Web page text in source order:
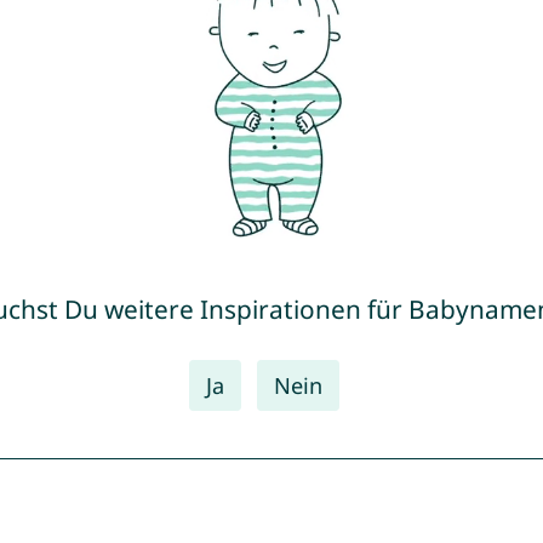
Du weitere Inspirationen für
Ja Nein